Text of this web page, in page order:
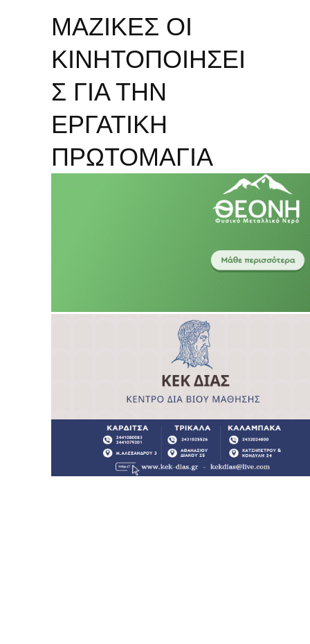
ΜΑΖΙΚΕΣ ΟΙ
ΚΙΝΗΤΟΠΟΙΗΣΕΙ
Σ ΓΙΑ ΤΗΝ
ΕΡΓΑΤΙΚΗ
ΠΡΩΤΟΜΑΓΙΑ